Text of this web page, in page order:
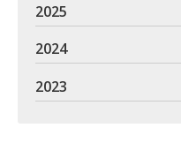
2025
2024
2023